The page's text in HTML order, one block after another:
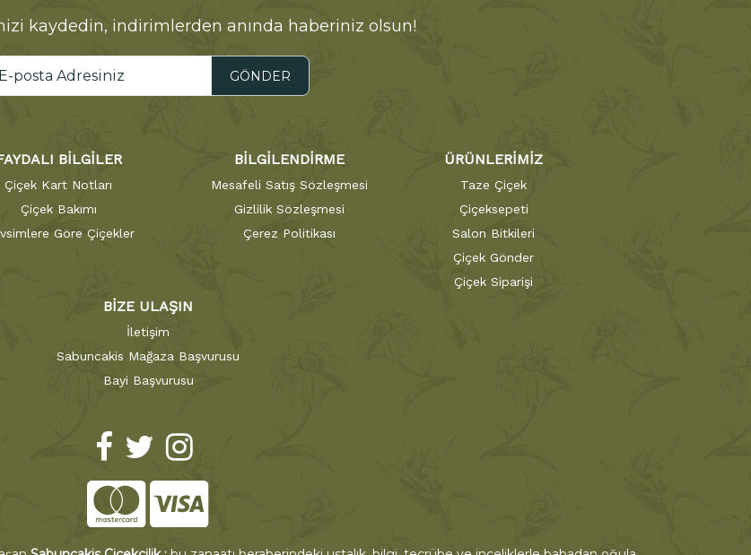
kaydedin, indirimlerden anında haberiniz olsun!
GÖNDER
BİLGİLER
Çiçek Kart Notları
Çiçek Bakımı
Göre Çiçekler
BİLGİLENDİRME
Mesafeli Satış Sözleşmesi
Gizlilik Sözleşmesi
Çerez Politikası
ÜRÜNLERİMİZ
Taze Çiçek
Çiçeksepeti
Salon Bitkileri
Çiçek Gönder
Çiçek Siparişi
BİZE ULAŞIN
İletişim
Sabuncakis Mağaza Başvurusu
Bayi Başvurusu